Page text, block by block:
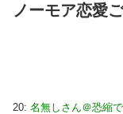
ノーモア恋愛
20: 名無しさん＠恐縮